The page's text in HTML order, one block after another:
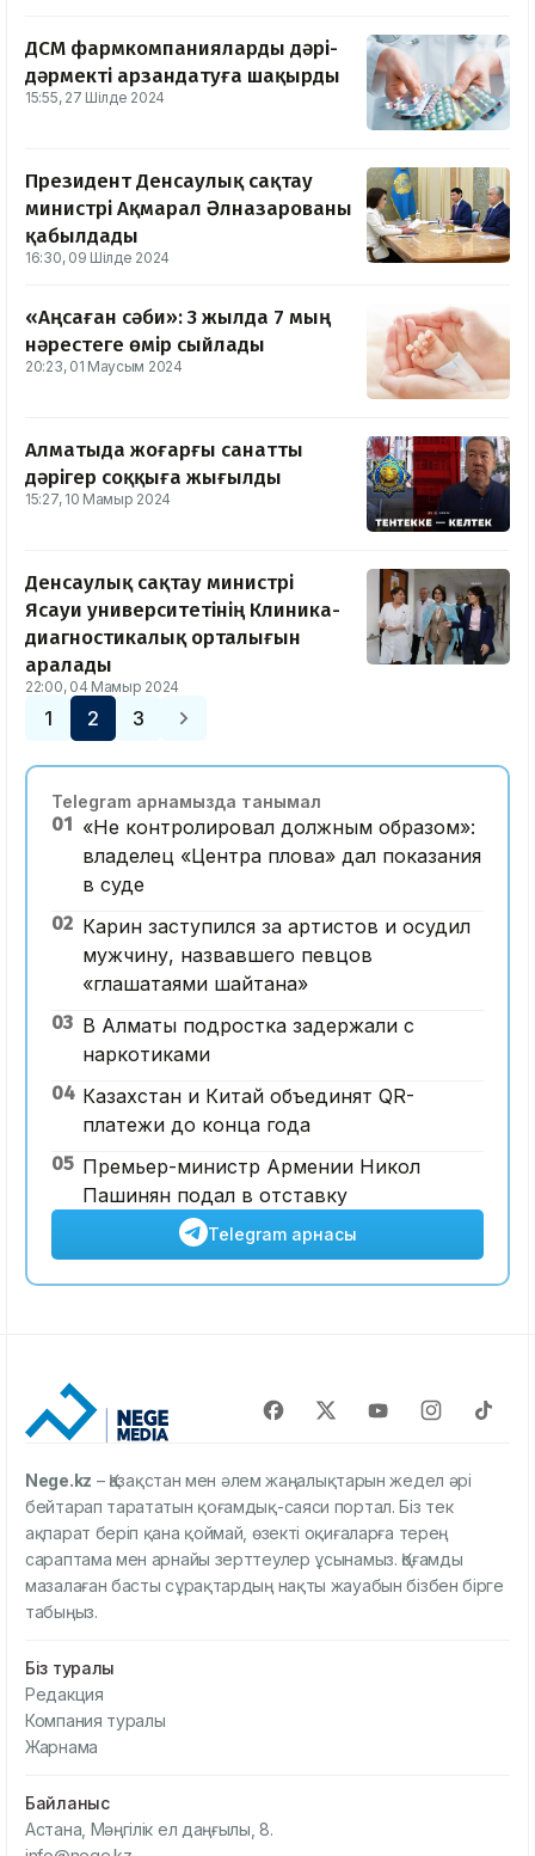
ДСМ фармкомпанияларды дәрі-
дәрмекті арзандатуға шақырды
15:55, 27 Шілде 2024
Президент Денсаулық сақтау
министрі Ақмарал Әлназарованы
қабылдады
16:30, 09 Шілде 2024
«Аңсаған сәби»: 3 жылда 7 мың
нәрестеге өмір сыйлады
20:23, 01 Маусым 2024
Алматыда жоғарғы санатты
дәрігер соққыға жығылды
15:27, 10 Мамыр 2024
Денсаулық сақтау министрі
Ясауи университетінің Клиника-
диагностикалық орталығын
аралады
22:00, 04 Мамыр 2024
1 2 3
Telegram арнамызда танымал
01 «Не контролировал должным образом»:
владелец «Центра плова» дал показания
в суде
02 Карин заступился за артистов и осудил
мужчину, назвавшего певцов
«глашатаями шайтана»
03 В Алматы подростка задержали с
наркотиками
04 Казахстан и Китай объединят QR-
платежи до конца года
05 Премьер-министр Армении Никол
Пашинян подал в отставку
Telegram арнасы
Nege.kz – Қазақстан мен әлем жаңалықтарын жедел әрі
бейтарап тарататын қоғамдық-саяси портал. Біз тек
ақпарат беріп қана қоймай, өзекті оқиғаларға терең
сараптама мен арнайы зерттеулер ұсынамыз. Қоғамды
мазалаған басты сұрақтардың нақты жауабын бізбен бірге
табыңыз.
Біз туралы
Редакция
Компания туралы
Жарнама
Байланыс
Астана, Мәңгілік ел даңғылы, 8.